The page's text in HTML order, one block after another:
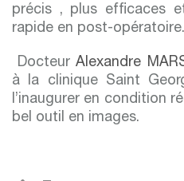
précis , plus efficaces
rapide en post-opératoire.
DocteurAlexandre
à la clinique Saint
l’inaugurer en condition
bel outil en images.